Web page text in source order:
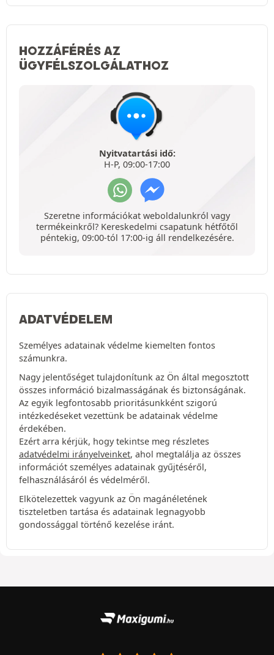
HOZZÁFÉRÉS AZ
ÜGYFÉLSZOLGÁLATHOZ
Nyitvatartási idő:
H-P, 09:00-17:00
Szeretne információkat weboldalunkról vagy
termékeinkről? Kereskedelmi csapatunk hétfőtől
péntekig, 09:00-tól 17:00-ig áll rendelkezésére.
ADATVÉDELEM
Személyes adatainak védelme kiemelten fontos
számunkra.
Nagy jelentőséget tulajdonítunk az Ön által megosztott
összes információ bizalmasságának és biztonságának.
Az egyik legfontosabb prioritásunkként szigorú
intézkedéseket vezettünk be adatainak védelme
érdekében.
Ezért arra kérjük, hogy tekintse meg részletes
adatvédelmi irányelveinket, ahol megtalálja az összes
információt személyes adatainak gyűjtéséről,
felhasználásáról és védelméről.
Elkötelezettek vagyunk az Ön magánéletének
tiszteletben tartása és adatainak legnagyobb
gondossággal történő kezelése iránt.